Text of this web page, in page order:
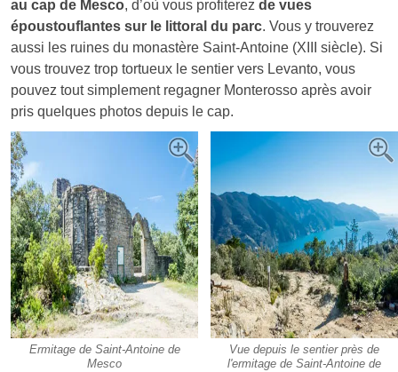
au cap de Mesco, d’où vous profiterez de vues
époustouflantes sur le littoral du parc. Vous y trouverez
aussi les ruines du monastère Saint-Antoine (XIII siècle). Si
vous trouvez trop tortueux le sentier vers Levanto, vous
pouvez tout simplement regagner Monterosso après avoir
pris quelques photos depuis le cap.
Ermitage de Saint-Antoine de
Mesco
Vue depuis le sentier près de
l'ermitage de Saint-Antoine de